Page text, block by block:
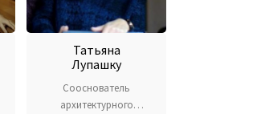
Татьяна
Лупашку
Сооснователь
архитектурного